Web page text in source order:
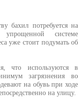
бахил потребуется на
системе
уже стоит подумать об
что используются в
загрязнения во
на обувь при ходе
на улицу.